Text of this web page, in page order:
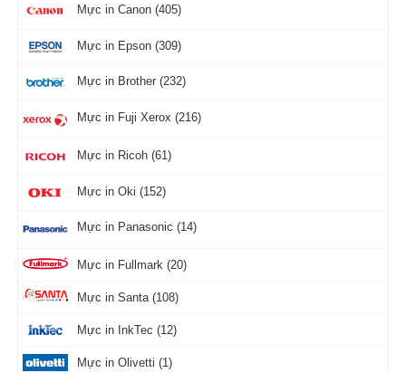
Mực in Canon (405)
Mực in Epson (309)
Mực in Brother (232)
Mực in Fuji Xerox (216)
Mực in Ricoh (61)
Mực in Oki (152)
Mực in Panasonic (14)
Mực in Fullmark (20)
Mực in Santa (108)
Mực in InkTec (12)
Mực in Olivetti (1)